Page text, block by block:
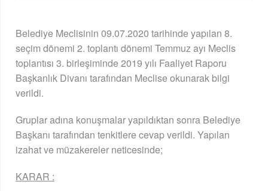
Belediye Meclisinin 09.07.2020 tarihinde yapılan 8.
seçim dönemi 2. toplantı dönemi Temmuz ayı Meclis
toplantısı 3. birleşiminde 2019 yılı Faaliyet Raporu
Başkanlık Divanı tarafından Meclise okunarak bilgi
verildi.
Gruplar adına konuşmalar yapıldıktan sonra Belediye
Başkanı tarafından tenkitlere cevap verildi. Yapılan
izahat ve müzakereler neticesinde;
KARAR :